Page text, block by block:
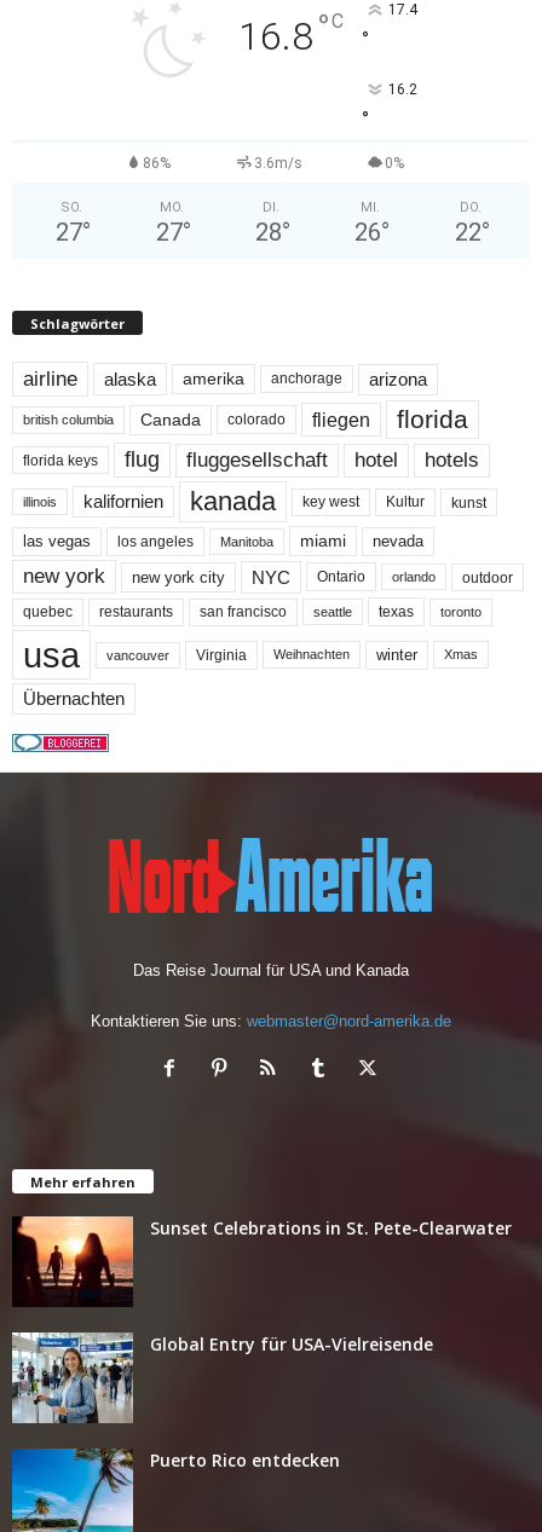
16.8°C 17.4
°
16.2
°
86% 3.6m/s 0%
SO.
27°
MO.
27°
DI.
28°
MI.
26°
DO.
22°
Schlagwörter
airline alaska amerika anchorage arizona
british columbia Canada colorado fliegen florida
florida keys flug fluggesellschaft hotel hotels
illinois kalifornien kanada key west Kultur kunst
las vegas los angeles Manitoba miami nevada
new york new york city NYC Ontario orlando outdoor
quebec restaurants san francisco seattle texas toronto
usa vancouver Virginia Weihnachten winter Xmas
Übernachten
Das Reise Journal für USA und Kanada
Kontaktieren Sie uns: webmaster@nord-amerika.de
Mehr erfahren
Sunset Celebrations in St. Pete-Clearwater
Global Entry für USA-Vielreisende
Puerto Rico entdecken